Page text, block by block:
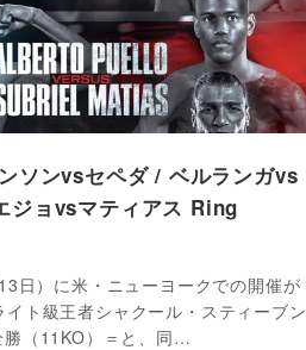
ソンvsセペダ / ベルランガvs
ジョvsマティアス Ring
日）に米・ニューヨークでの開催が
ト級王者シャクール・スティーブン
勝（11KO）＝と、同…